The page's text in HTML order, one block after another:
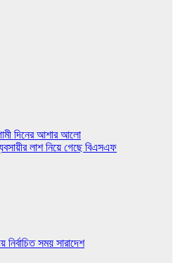
দিনের আশার আলো
লাশ নিয়ে গেছে বিএসএফ
নির্বাচিত সময় সারাদেশ